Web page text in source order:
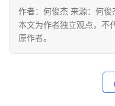
案
例
拆
作者：何俊杰 来源：何俊
本文为作者独立观点，不
原作者。